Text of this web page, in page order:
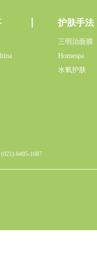
护肤手法
三明治面膜
Homespa
水氧护肤
6495-1687